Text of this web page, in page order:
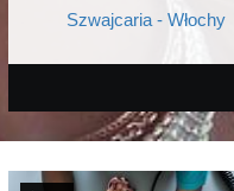
Szwajcaria - Włochy